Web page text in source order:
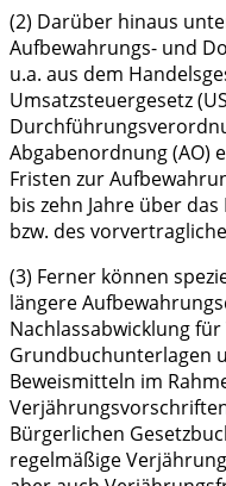
(2) Darüber hinaus
Aufbewahrungs- und
u.a. aus dem
Umsatzsteuergesetz
Abgabenordnung (AO)
Fristen zur
bis zehn Jahre über
bzw. des
(3) Ferner können
längere
Nachlassabwicklung
Grundbuchunterlagen
Beweismitteln im
Bürgerlichen
regelmäßige